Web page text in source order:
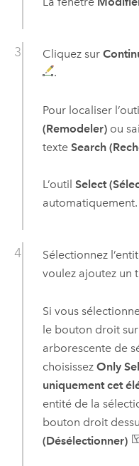
Cliquez sur
.
Pour localiser
(Remodeler)ou
texte Search
L’outil Select
automatiquement.
Sélectionnez
voulez ajoutez un
Si vous
le bouton droit sur
arborescente de
choisissez Only
uniquement cet
entité de la
bouton droit
(Désélectionner)